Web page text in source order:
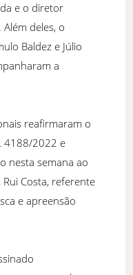
e o diretor
deles, o
Baldez e Júlio
a
reafirmaram o
4188/2022 e
nesta semana ao
Rui Costa, referente
e apreensão